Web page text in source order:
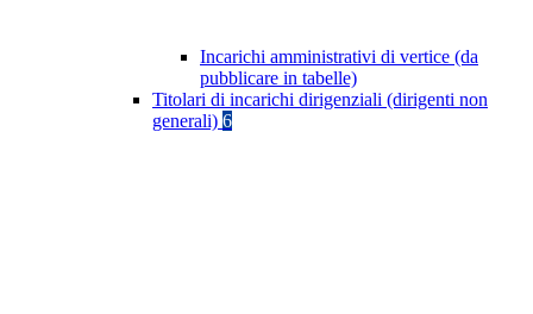
Incarichi amministrativi di vertice (da
pubblicare in tabelle)
Titolari di incarichi dirigenziali (dirigenti non
generali) 6